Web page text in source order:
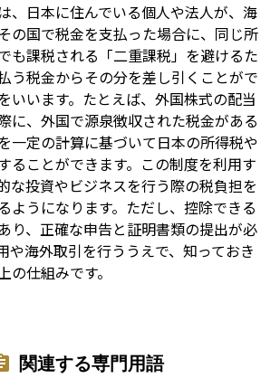
、日本に住んでいる個人や法人が、海
の国で税金を支払った場合に、同じ所
も課税される「二重課税」を避けるた
う税金からその分を差し引くことがで
いいます。たとえば、外国株式の配当
に、外国で源泉徴収された税金がある
一定の計算に基づいて日本の所得税や
ることができます。この制度を利用す
な投資やビジネスを行う際の税負担を
ようになります。ただし、控除できる
り、正確な申告と証明書類の提出が必
や海外取引を行ううえで、知っておき
の仕組みです。
関連する専門用語